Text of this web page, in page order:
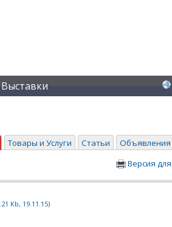
Выставки
Товары и Услуги Статьи Объявления
Версия
Kb, 19.11.15)